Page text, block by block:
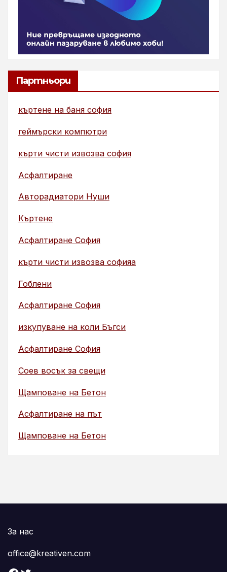
Партньори
къртене на баня софия
геймърски компютри
кърти чисти извозва софия
Асфалтиране
Авторадиатори Нуши
Къртене
Асфалтиране София
кърти чисти извозва софияа
Гоблени
Асфалтиране София
изкупуване на коли Бъгси
Асфалтиране София
Соев восък за свещи
Щамповане на Бетон
Асфалтиране на път
Щамповане на Бетон
За нас
office@kreativen.com